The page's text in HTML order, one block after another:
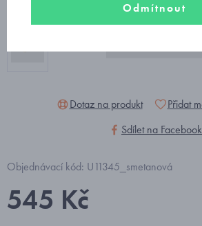
Dotaz na produkt
Přidat
Sdílet na
Objednávací kód: U11345_smetanová
545 Kč
Odmítnout